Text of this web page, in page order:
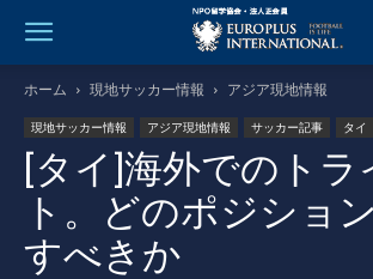
ホーム 現地サッカー情報 アジア現地情報
現地サッカー情報 アジア現地情報 サッカー記事 タイ
[タイ]海外でのトラ
ト。どのポジショ
すべきか